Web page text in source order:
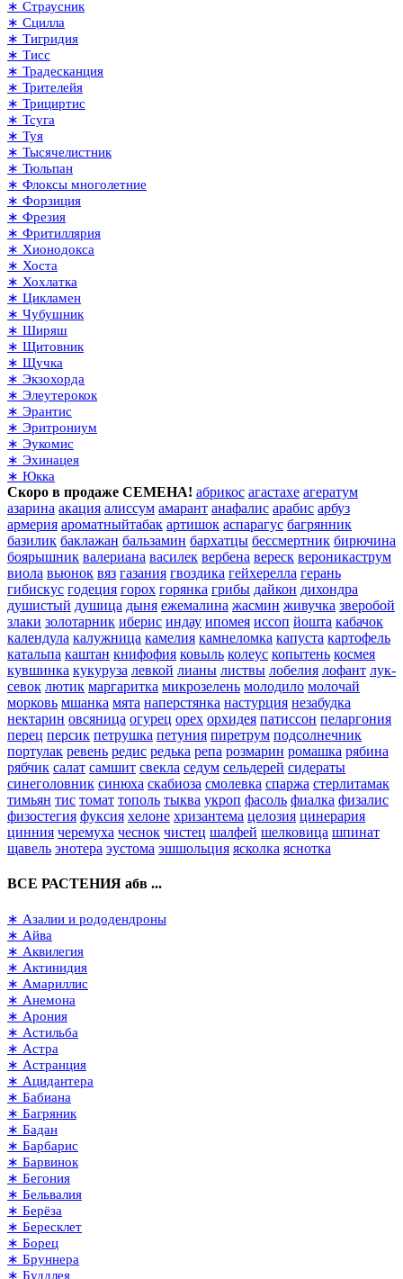
∗ Страусник
∗ Сцилла
∗ Тигридия
∗ Тисс
∗ Традесканция
∗ Трителейя
∗ Трициртис
∗ Тсуга
∗ Туя
∗ Тысячелистник
∗ Тюльпан
∗ Флоксы многолетние
∗ Форзиция
∗ Фрезия
∗ Фритиллярия
∗ Хионодокса
∗ Хоста
∗ Хохлатка
∗ Цикламен
∗ Чубушник
∗ Ширяш
∗ Щитовник
∗ Щучка
∗ Экзохорда
∗ Элеутерокок
∗ Эрантис
∗ Эритрониум
∗ Эукомис
∗ Эхинацея
∗ Юкка
Скоро в продаже СЕМЕНА! абрикос агастахе агератум
азарина акация алиссум амарант анафалис арабис арбуз
армерия ароматныйтабак артишок аспарагус багрянник
базилик баклажан бальзамин бархатцы бессмертник бирючина
боярышник валериана василек вербена вереск вероникаструм
виола вьюнок вяз газания гвоздика гейхерелла герань
гибискус годеция горох горянка грибы дайкон дихондра
душистый душица дыня ежемалина жасмин живучка зверобой
злаки золотарник иберис индау ипомея иссоп йошта кабачок
календула калужница камелия камнеломка капуста картофель
катальпа каштан книфофия ковыль колеус копытень космея
кувшинка кукуруза левкой лианы листвы лобелия лофант лук-
севок лютик маргаритка микрозелень молодило молочай
морковь мшанка мята наперстянка настурция незабудка
нектарин овсяница огурец орех орхидея патиссон пеларгония
перец персик петрушка петуния пиретрум подсолнечник
портулак ревень редис редька репа розмарин ромашка рябина
рябчик салат самшит свекла седум сельдерей сидераты
синеголовник синюха скабиоза смолевка спаржа стерлитамак
тимьян тис томат тополь тыква укроп фасоль фиалка физалис
физостегия фуксия хелоне хризантема целозия цинерария
цинния черемуха чеснок чистец шалфей шелковица шпинат
щавель энотера эустома эшшольция ясколка яснотка
ВСЕ РАСТЕНИЯ абв ...
∗ Азалии и рододендроны
∗ Айва
∗ Аквилегия
∗ Актинидия
∗ Амариллис
∗ Анемона
∗ Арония
∗ Астильба
∗ Астра
∗ Астранция
∗ Ацидантера
∗ Бабиана
∗ Багряник
∗ Бадан
∗ Барбарис
∗ Барвинок
∗ Бегония
∗ Бельвалия
∗ Берёза
∗ Бересклет
∗ Борец
∗ Бруннера
∗ Буддлея